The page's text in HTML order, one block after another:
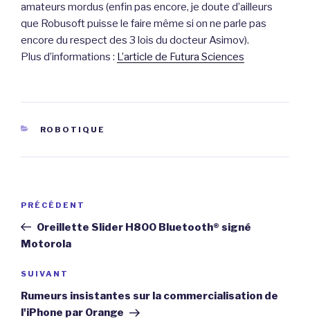
amateurs mordus (enfin pas encore, je doute d’ailleurs
que Robusoft puisse le faire même si on ne parle pas
encore du respect des 3 lois du docteur Asimov).
Plus d’informations : L’article de Futura Sciences
CATÉGORIES
ROBOTIQUE
Navigation
l’article
Article
précédent
PRÉCÉDENT
Oreillette Slider H800 Bluetooth® signé
Motorola
Article
suivant
SUIVANT
Rumeurs insistantes sur la commercialisation de
l'iPhone par Orange